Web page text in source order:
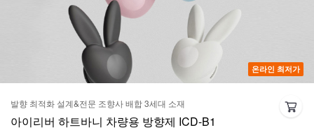
온라인 최저가
발향 최적화 설계&전문 조향사 배합 3세대 소재
아이리버 하트바니 차량용 방향제 ICD-B1